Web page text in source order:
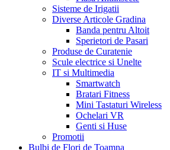
Sisteme de Irigatii
Diverse Articole Gradina
Banda pentru Altoit
Sperietori de Pasari
Produse de Curatenie
Scule electrice si Unelte
IT si Multimedia
Smartwatch
Bratari Fitness
Mini Tastaturi Wireless
Ochelari VR
Genti si Huse
Promotii
Bulbi de Flori de Toamna